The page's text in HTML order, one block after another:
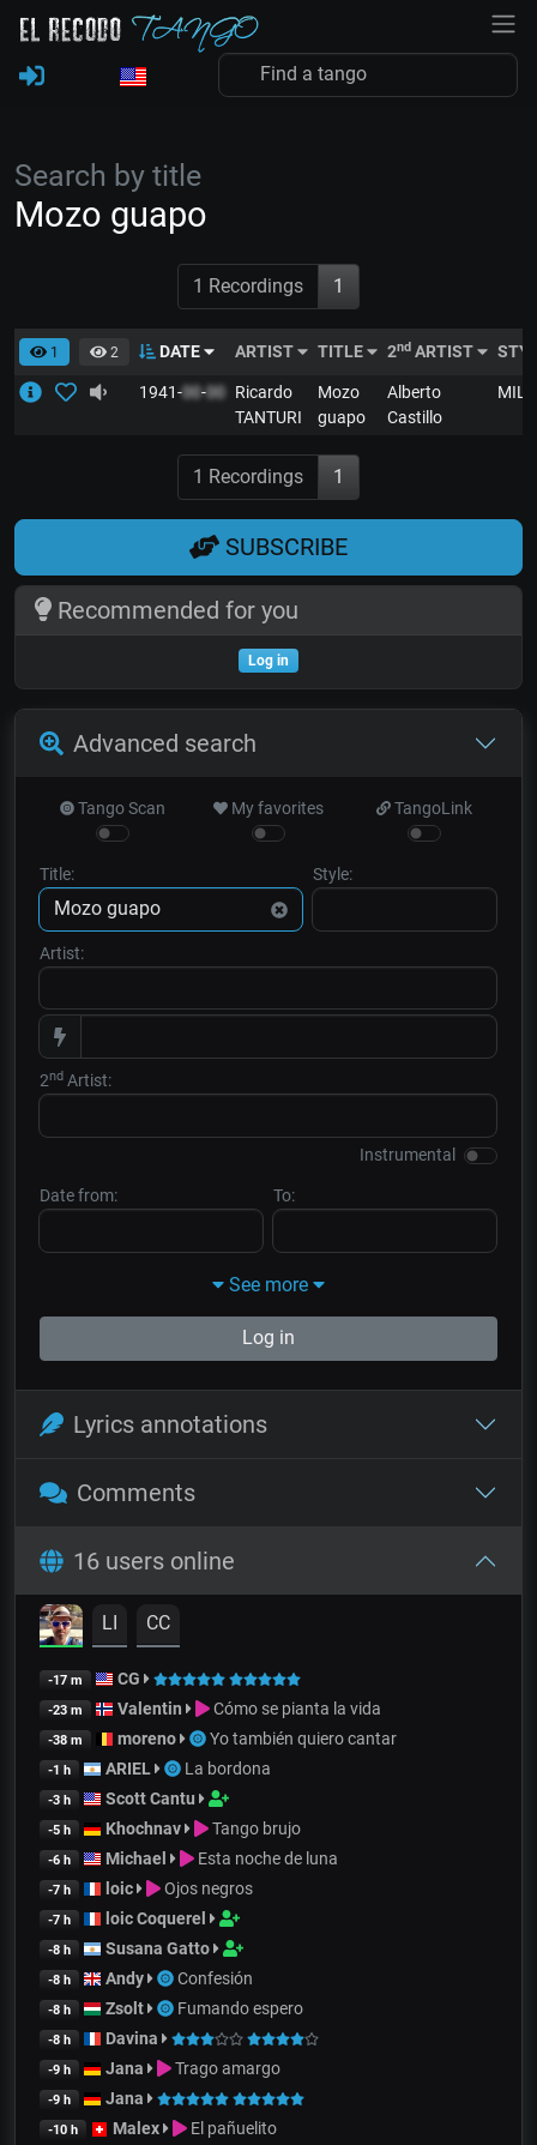
Search by title
Mozo guapo
1 Recordings 1
1 2 DATE ARTIST TITLE 2nd ARTIST
1941-00-00
Ricardo
TANTURI
Mozo
guapo
Alberto
Castillo
1 Recordings 1
SUBSCRIBE
Recommended for you
Log in
Advanced search
Tango Scan My favorites TangoLink
Title: Style:
Artist:
2nd Artist:
Instrumental
Date from: To:
See more
Log in
Lyrics annotations
Comments
16 users online
LI CC
-17 m CG
-23 m Valentin Cómo se pianta la vida
-38 m moreno Yo también quiero cantar
-1 h ARIEL La bordona
-3 h Scott Cantu
-5 h Khochnav Tango brujo
-6 h Michael Esta noche de luna
-7 h loic Ojos negros
-7 h loic Coquerel
-8 h Susana Gatto
-8 h Andy Confesión
-8 h Zsolt Fumando espero
-8 h Davina
-9 h Jana Trago amargo
-9 h Jana
-10 h Malex El pañuelito